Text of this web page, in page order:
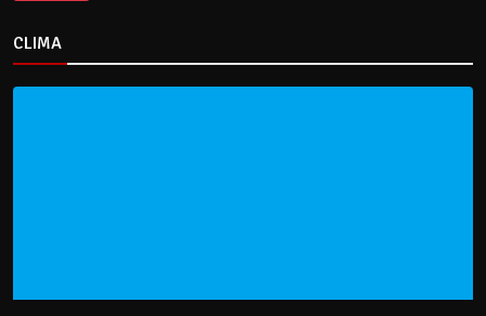
CLIMA